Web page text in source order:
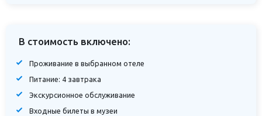
В стоимость включено:
Проживание в выбранном отеле
Питание: 4 завтрака
Экскурсионное обслуживание
Входные билеты в музеи